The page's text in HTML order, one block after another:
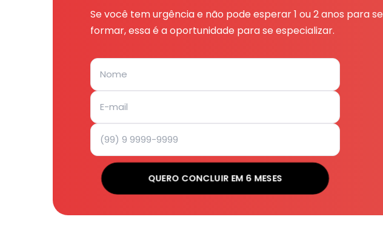
Se você tem urgência e não pode esperar 1 ou 2 anos para se
formar, essa é a oportunidade para se especializar.
QUERO CONCLUIR EM 6 MESES